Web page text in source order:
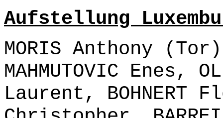
Aufstellung
MORIS Anthony
MAHMUTOVIC Enes,
Laurent, BOHNERT